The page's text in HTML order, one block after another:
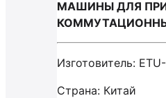
МАШИНЫ ДЛЯ
Изготовитель:
Страна: Китай